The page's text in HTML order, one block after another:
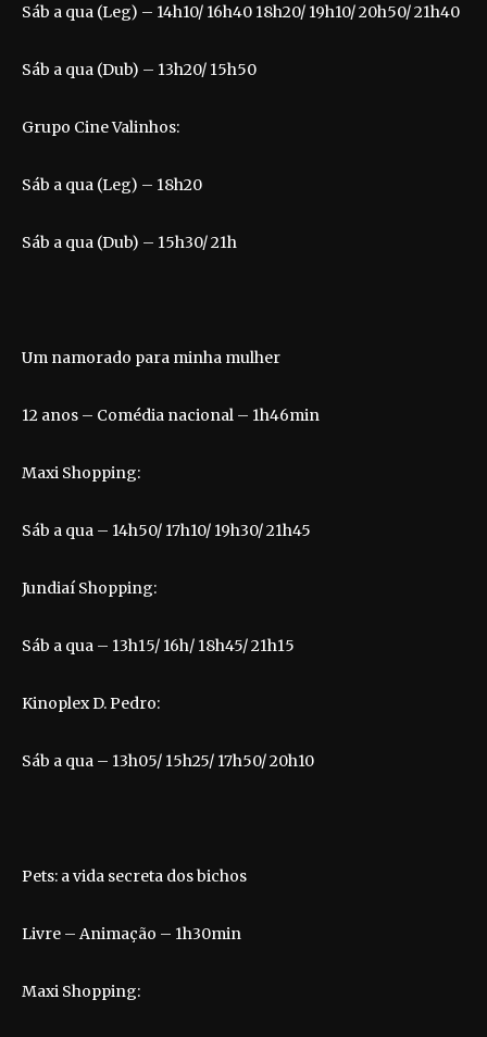
Sáb a qua (Leg) – 14h10/ 16h40 18h20/ 19h10/ 20h50/ 21h40
Sáb a qua (Dub) – 13h20/ 15h50
Grupo Cine Valinhos:
Sáb a qua (Leg) – 18h20
Sáb a qua (Dub) – 15h30/ 21h
Um namorado para minha mulher
12 anos – Comédia nacional – 1h46min
Maxi Shopping:
Sáb a qua – 14h50/ 17h10/ 19h30/ 21h45
Jundiaí Shopping:
Sáb a qua – 13h15/ 16h/ 18h45/ 21h15
Kinoplex D. Pedro:
Sáb a qua – 13h05/ 15h25/ 17h50/ 20h10
Pets: a vida secreta dos bichos
Livre – Animação – 1h30min
Maxi Shopping: